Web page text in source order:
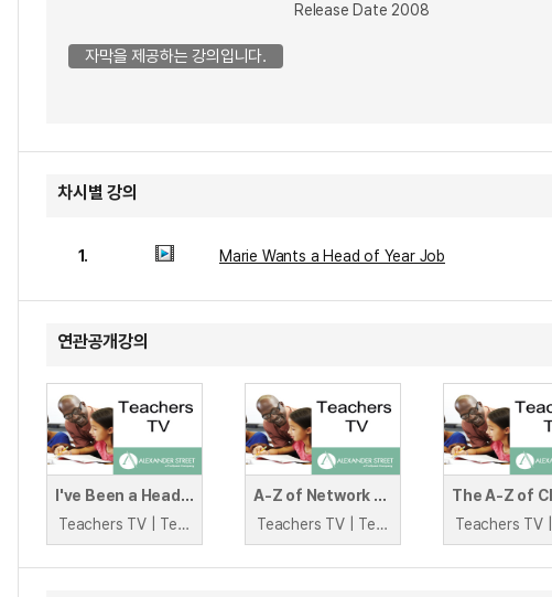
Release Date 2008
자막을 제공하는 강의입니다.
차시별 강의
1. Marie Wants a Head of Year Job
연관공개강의
I've Been a Head for Five Years- What's Next?
Teachers TV | Teachers TV
A-Z of Network Learning
Teachers TV | Teachers TV